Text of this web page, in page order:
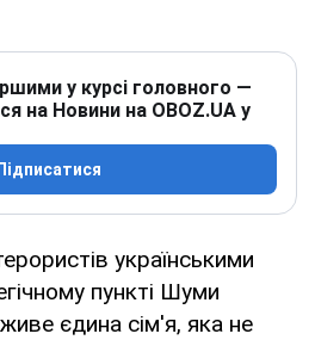
у курсі головного —
на Новини на OBOZ.UA у
Підписатися
українськими
пункті Шуми
єдина сім'я, яка не